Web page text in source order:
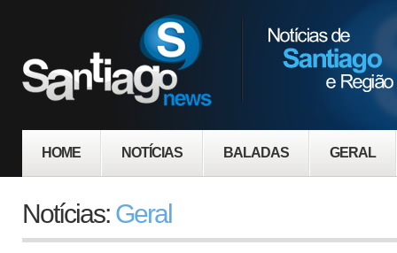
HOME NOTÍCIAS BALADAS GERAL
Notícias: Geral